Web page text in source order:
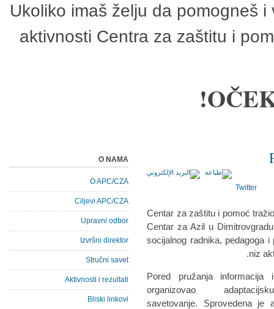
Ukoliko imaš želju da pomogneš
aktivnosti Centra za zaštitu i
Twitter
Centar za zaštitu i pomoć
Centar za Azil u
socijalnog radnika, pedagoga
niz
Pored pružanja
organizovao
savetovanje. Sprovedena je
O NAMA
O APC/CZA
Ciljevi APC/CZA
Upravni odbor
Izvršni direktor
Stručni savet
Aktivnosti i rezultati
Bliski linkovi